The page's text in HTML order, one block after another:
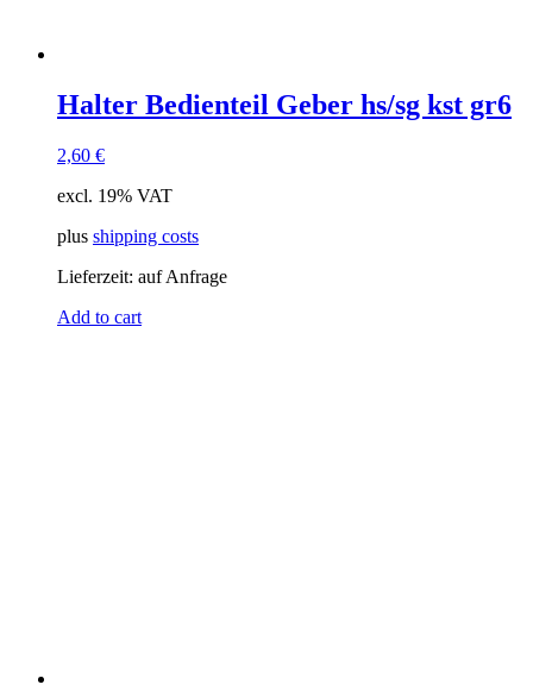
Halter Bedienteil Geber hs/sg kst gr6
2,60 €
excl. 19% VAT
plus shipping costs
Lieferzeit: auf Anfrage
Add to cart